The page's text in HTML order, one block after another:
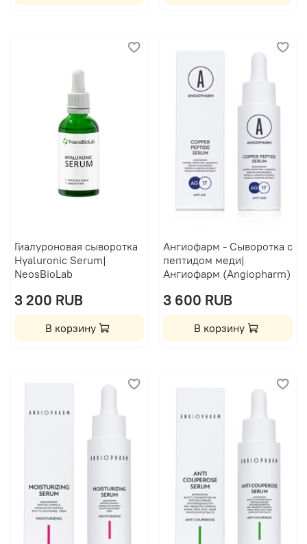
Гиалуроновая сыворотка
Hyaluronic Serum|
NeosBioLab
3 200 RUB
В корзину
Ангиофарм - Сыворотка с
пептидом меди|
Ангиофарм (Angiopharm)
3 600 RUB
В корзину